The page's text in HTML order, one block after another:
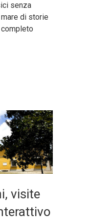
senza
di storie
visite